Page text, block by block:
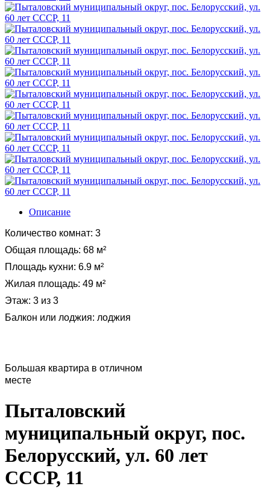
Описание
Количество комнат: 3
Общая площадь: 68 м²
Площадь кухни: 6.9 м²
Жилая площадь: 49 м²
Этаж: 3 из 3
Балкон или лоджия: лоджия
Большая квартира в отличном
месте
Пыталовский
муниципальный округ, пос.
Белорусский, ул. 60 лет
СССР, 11